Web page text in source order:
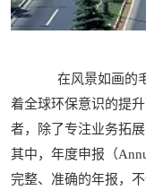
在风景如画的毛
着全球环保意识的提
者，除了专注业务拓
其中，年度申报（
完整、准确的年报，